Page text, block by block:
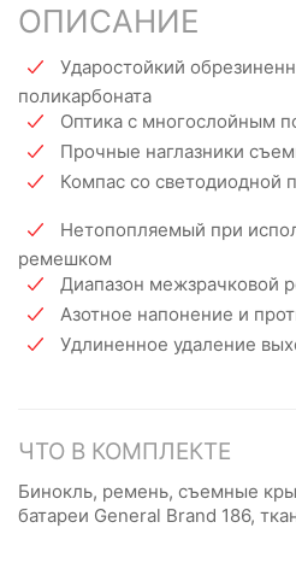
ОПИСАНИЕ
Ударостойкий
поликарбоната
Оптика с многослойным
Прочные наглазники
Компас со светодиодной
Нетопопляемый при
ремешком
Диапазон межзрачковой
Азотное напонение и
Удлиненное удаление
ЧТО В КОМПЛЕКТЕ
Бинокль, ремень, съемные
батареи General Brand 186,